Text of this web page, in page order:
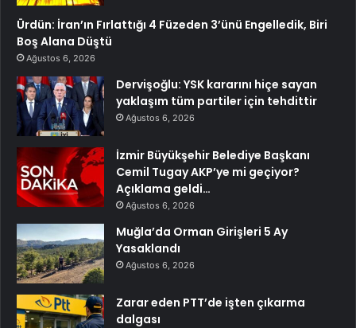
Ürdün: İran’ın Fırlattığı 4 Füzeden 3’ünü Engelledik, Biri
Boş Alana Düştü
Ağustos 6, 2026
Dervişoğlu: YSK kararını hiçe sayan
yaklaşım tüm partiler için tehdittir
Ağustos 6, 2026
İzmir Büyükşehir Belediye Başkanı
Cemil Tugay AKP’ye mi geçiyor?
Açıklama geldi…
Ağustos 6, 2026
Muğla’da Orman Girişleri 5 Ay
Yasaklandı
Ağustos 6, 2026
Zarar eden PTT’de işten çıkarma
dalgası